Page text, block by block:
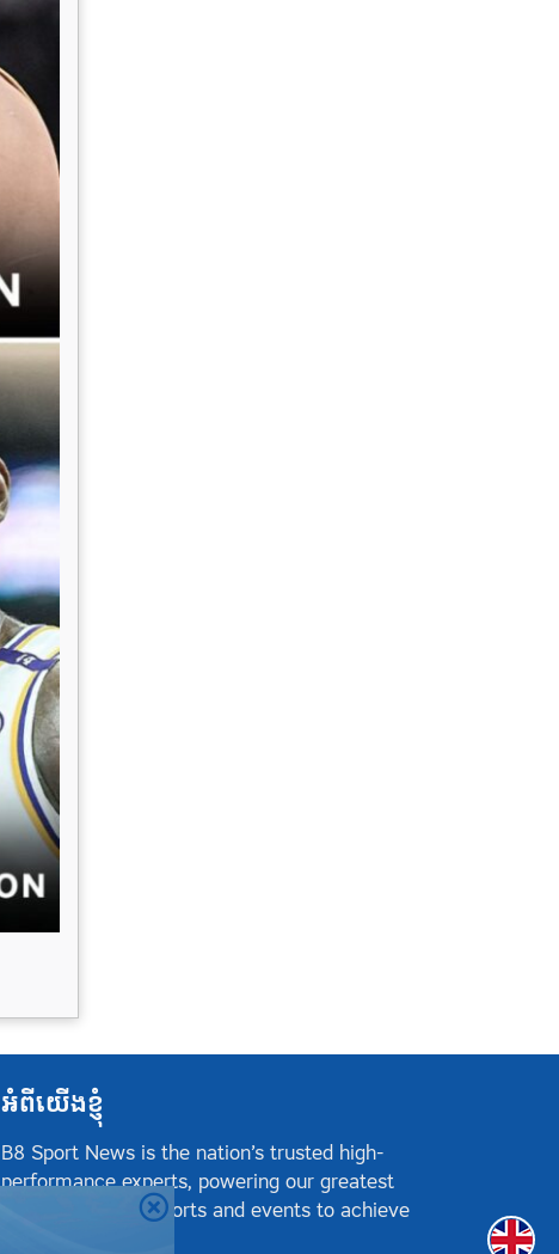
អំពីយើងខ្ញុំ
B8 Sport News is the nation’s trusted high-
performance experts, powering our greatest
athletes, teams, sports and events to achieve